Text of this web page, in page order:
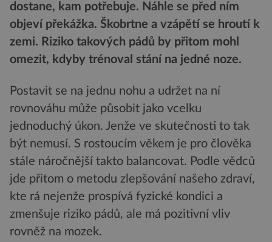
dostane, kam potřebuje. Náhle se před ním
objeví překážka. Škobrtne a vzápětí se hroutí k
zemi. Riziko takových pádů by přitom mohl
omezit, kdyby trénoval stání na jedné noze.
Postavit se na jednu nohu a udržet na ní
rovnováhu může působit jako vcelku
jednoduchý úkon. Jenže ve skutečnosti to tak
být nemusí. S rostoucím věkem je pro člověka
stále náročnější takto balancovat. Podle vědců
jde přitom o metodu zlepšování našeho zdraví,
kte rá nejenže prospívá fyzické kondici a
zmenšuje riziko pádů, ale má pozitivní vliv
rovněž na mozek.